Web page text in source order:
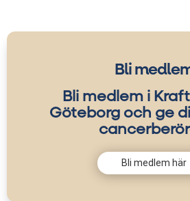
Bli
Bli medlem i
Göteborg och ge
Bli medlem här